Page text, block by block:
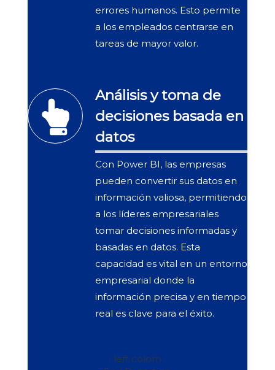
errores humanos. Esto permite
a los empleados centrarse en
tareas de mayor valor.
Análisis y toma de
decisiones basada en
datos
Con Power BI, las empresas
pueden convertir sus datos en
información valiosa, permitiendo
a los líderes empresariales
tomar decisiones informadas y
basadas en datos. Esta
capacidad es vital en un entorno
empresarial donde la
información precisa y en tiempo
real es clave para el éxito.
left colom